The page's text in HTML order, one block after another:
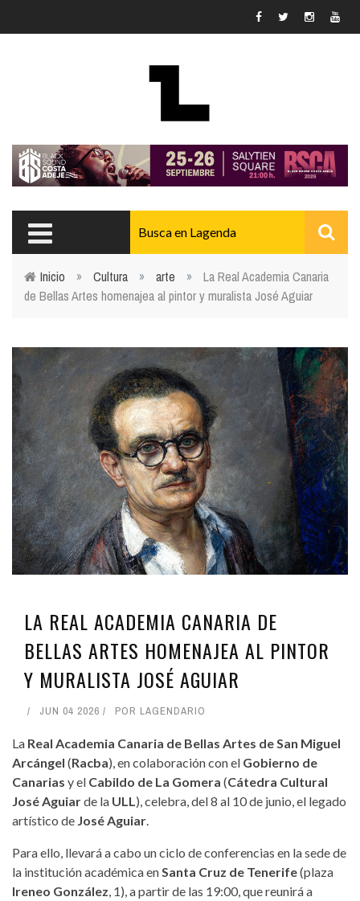
Usted está aquí
Inicio » Cultura » arte »
La Real Academia Canaria
de Bellas Artes homenajea al pintor y muralista José Aguiar
LA REAL ACADEMIA CANARIA DE
BELLAS ARTES HOMENAJEA AL PINTOR
Y MURALISTA JOSÉ AGUIAR
JUN 04 2026 POR LAGENDARIO
La Real Academia Canaria de Bellas Artes de San Miguel
Arcángel (Racba), en colaboración con el Gobierno de
Canarias y el Cabildo de La Gomera (Cátedra Cultural
José Aguiarde la ULL), celebra, del 8 al 10 de junio, el legado
artístico de José Aguiar.
Para ello, llevará a cabo un ciclo de conferencias en la sede de
la institución académica enSanta Cruz de Tenerife(plaza
Ireneo González, 1), a partir de las 19:00, que reunirá a